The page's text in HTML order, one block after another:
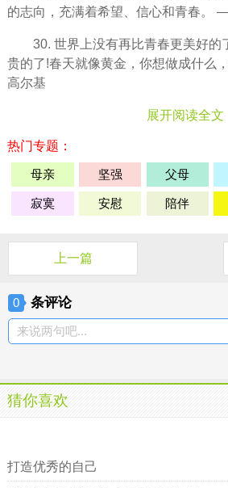
的志向，充满着希望、信心和青春。
30. 世界上没有再比青春更美好的
贵的了!春天就像黄金，你想做成什
高尔基
展开阅读全
热门专题：
母亲 坚强 父母
寂寞 安慰 陪伴
上一篇
0 条评论
来说两句吧...
猜你喜欢
打造优秀的自己